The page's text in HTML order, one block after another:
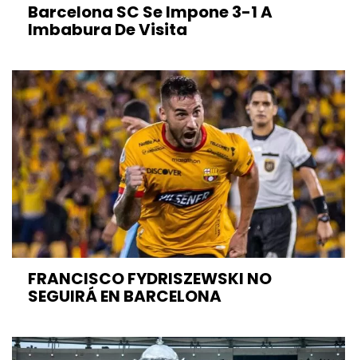
Barcelona SC Se Impone 3-1 A
Imbabura De Visita
FRANCISCO FYDRISZEWSKI NO
SEGUIRÁ EN BARCELONA